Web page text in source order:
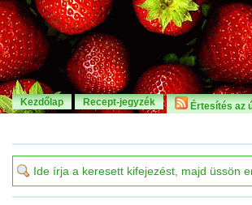
Kezdőlap Recept-jegyzék Értesítés az